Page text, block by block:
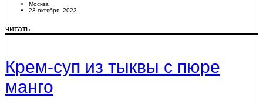
Москва
23 октября, 2023
читать
Крем-суп из тыквы с пюре
манго